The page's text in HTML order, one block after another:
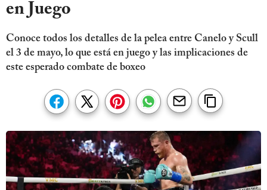
en Juego
Conoce todos los detalles de la pelea entre Canelo y Scull
el 3 de mayo, lo que está en juego y las implicaciones de
este esperado combate de boxeo